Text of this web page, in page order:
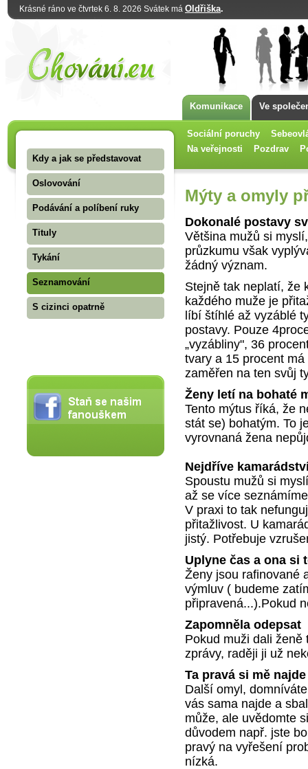
Krásné ráno ve čtvrtek 6. 8. 2026 Svátek má Oldřiška.
Komunikace Ve
Sociální poruchy
Na veřejnosti
Pozdrav
Kdy a jak se představovat
Oslovování
Podávání a políbení ruky
Tituly
Tykání
Seznamování
S cizinci opatrně
Mýty a omyly
Dokonalé postavy
Většina mužů si
průzkumu však
žádný význam.
Stejně tak neplatí, že
každého muže je
líbí štíhlé až vyzáblé
postavy. Pouze
„vyzábliny", 36
tvary a 15 procent
zaměřen na ten svůj
Ženy letí na bohaté
Tento mýtus říká, že
stát se) bohatým. To
vyrovnaná žena
Nejdříve
Spoustu mužů si
až se více
V praxi to tak
přitažlivost. U
jistý. Potřebuje
Uplyne čas a ona si
Ženy jsou rafinované
výmluv ( budeme
připravená...).Pokud
Zapomněla odepsat
Pokud muži dali
zprávy, raději ji už
Ta pravá si mě
Další omyl,
vás sama najde a
může, ale uvědomte
důvodem např. jste
pravý na vyřešení
nízká.